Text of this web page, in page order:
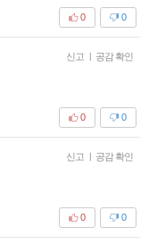
0
0
신고 | 공감 확인
0
0
신고 | 공감 확인
0
0